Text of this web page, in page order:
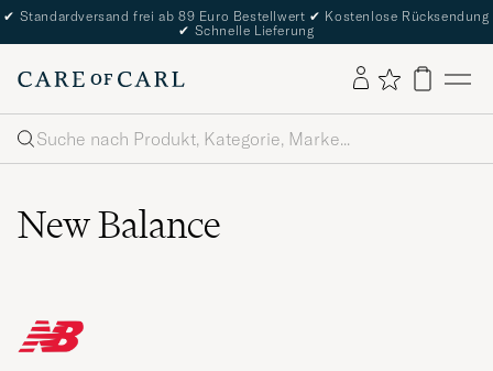
✔ Standardversand frei ab 89 Euro Bestellwert ✔ Kostenlose Rücksendung
✔ Schnelle Lieferung
Suche
New Balance